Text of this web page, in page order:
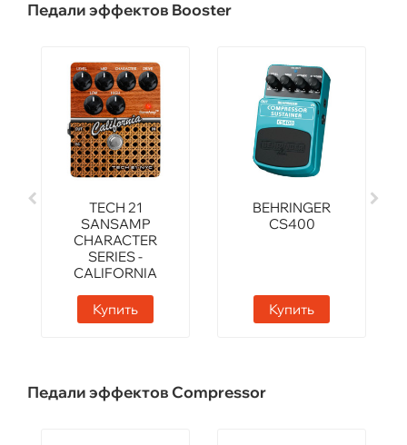
Педали эффектов Booster
TECH 21
SANSAMP
CHARACTER
SERIES -
CALIFORNIA
Купить
BEHRINGER
CS400
Купить
Педали эффектов Compressor